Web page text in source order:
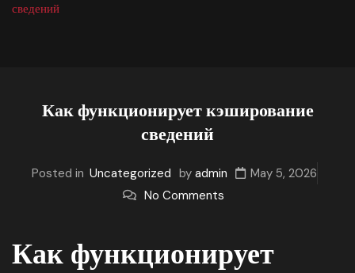
сведений
Как функционирует кэширование
сведений
Posted in Uncategorized by admin
May 5, 2026
No Comments
Как функционирует